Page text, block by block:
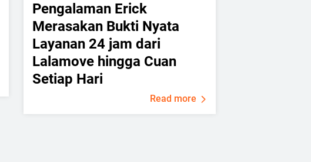
Pengalaman Erick
Merasakan Bukti Nyata
Layanan 24 jam dari
Lalamove hingga Cuan
Setiap Hari
Read more